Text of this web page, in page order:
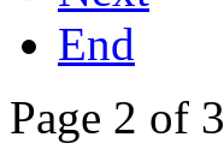
End
Page 2 of 3